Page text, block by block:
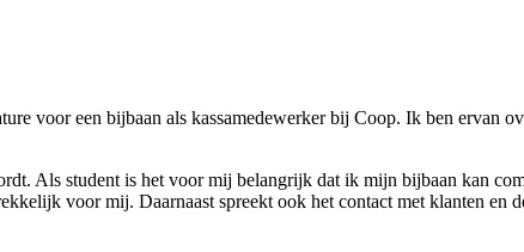
voor een bijbaan als kassamedewerker bij Coop. Ik ben ervan
Als student is het voor mij belangrijk dat ik mijn bijbaan kan
voor mij. Daarnaast spreekt ook het contact met klanten en